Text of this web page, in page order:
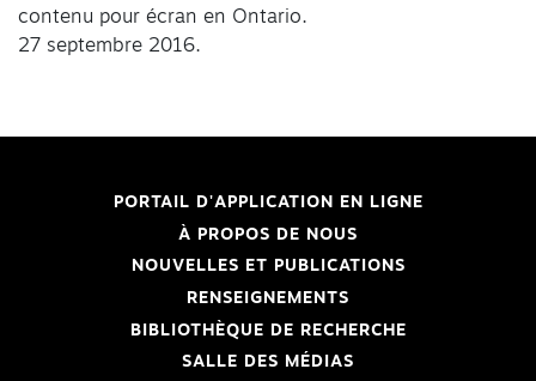
contenu pour écran en Ontario.
27 septembre 2016.
PORTAIL D'APPLICATION EN LIGNE
À PROPOS DE NOUS
NOUVELLES ET PUBLICATIONS
RENSEIGNEMENTS
BIBLIOTHÈQUE DE RECHERCHE
SALLE DES MÉDIAS